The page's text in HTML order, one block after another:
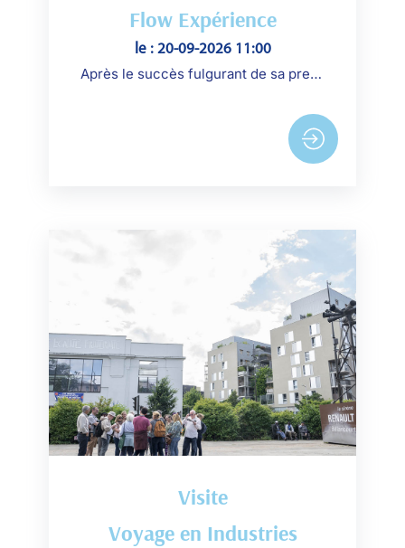
Flow Expérience
le : 20-09-2026 11:00
Après le succès fulgurant de sa première édition en février, Flow Expérience revient en Grande Seine, un évènement empowered by lululemon.
Visite
Voyage en Industries